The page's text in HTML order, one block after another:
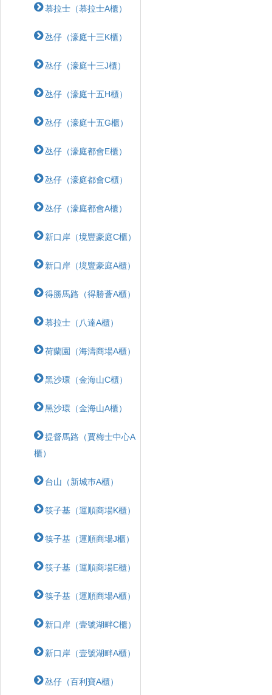
慕拉士（慕拉士A櫃）
氹仔（濠庭十三K櫃）
氹仔（濠庭十三J櫃）
氹仔（濠庭十五H櫃）
氹仔（濠庭十五G櫃）
氹仔（濠庭都會E櫃）
氹仔（濠庭都會C櫃）
氹仔（濠庭都會A櫃）
新口岸（境豐豪庭C櫃）
新口岸（境豐豪庭A櫃）
得勝馬路（得勝薈A櫃）
慕拉士（八達A櫃）
荷蘭園（海濤商場A櫃）
黑沙環（金海山C櫃）
黑沙環（金海山A櫃）
提督馬路（賈梅士中心A
櫃）
台山（新城巿A櫃）
筷子基（運順商場K櫃）
筷子基（運順商場J櫃）
筷子基（運順商場E櫃）
筷子基（運順商場A櫃）
新口岸（壹號湖畔C櫃）
新口岸（壹號湖畔A櫃）
氹仔（百利寶A櫃）